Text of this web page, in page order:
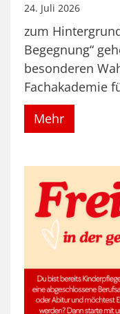
24. Juli 2026
zum
Begegnung“
besonderen
Fachakademie
Mehr